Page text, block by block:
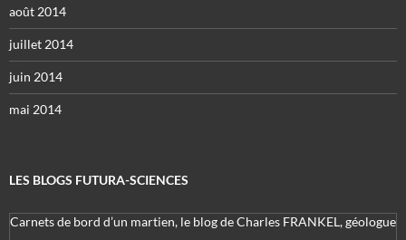
août 2014
juillet 2014
juin 2014
mai 2014
LES BLOGS FUTURA-SCIENCES
Carnets de bord d’un martien, le blog de Charles FRANKEL, géologue